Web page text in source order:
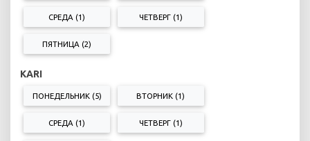
СРЕДА (1) ЧЕТВЕРГ (1)
ПЯТНИЦА (2)
KARI
ПОНЕДЕЛЬНИК (5) ВТОРНИК (1)
СРЕДА (1) ЧЕТВЕРГ (1)